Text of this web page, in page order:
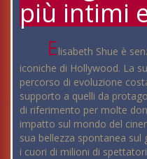
più intimi
Elisabeth Shue è
iconiche di Hollywood. La
percorso di evoluzione
supporto a quelli da
di riferimento per molte
impatto sul mondo del
sua bellezza spontanea
i cuori di milioni di